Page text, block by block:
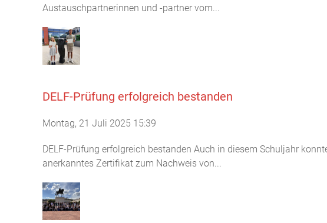
Austauschpartnerinnen und -partner vom...
DELF-Prüfung erfolgreich bestanden
Montag, 21 Juli 2025 15:39
DELF-Prüfung erfolgreich bestanden Auch in diesem Schuljahr
anerkanntes Zertifikat zum Nachweis von...